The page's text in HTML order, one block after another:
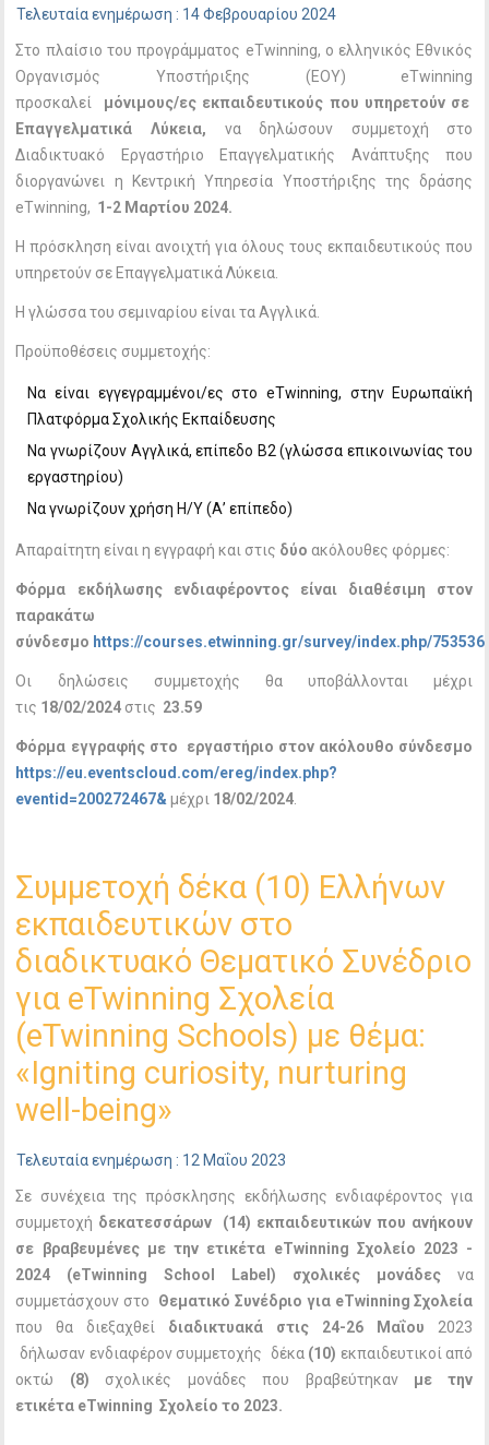
Τελευταία ενημέρωση : 14 Φεβρουαρίου 2024
Στο πλαίσιο του προγράμματος eTwinning, ο ελληνικός Εθνικός
Οργανισμός Υποστήριξης (ΕΟΥ) eTwinning
προσκαλεί μόνιμους/ες εκπαιδευτικούς που υπηρετούν σε
Επαγγελματικά Λύκεια, να δηλώσουν συμμετοχή στο
Διαδικτυακό Εργαστήριο Επαγγελματικής Ανάπτυξης που
διοργανώνει η Κεντρική Υπηρεσία Υποστήριξης της δράσης
eTwinning, 1-2 Μαρτίου 2024.
Η πρόσκληση είναι ανοιχτή για όλους τους εκπαιδευτικούς που
υπηρετούν σε Επαγγελματικά Λύκεια.
Η γλώσσα του σεμιναρίου είναι τα Αγγλικά.
Προϋποθέσεις συμμετοχής:
Να είναι εγγεγραμμένοι/ες στο eTwinning, στην Ευρωπαϊκή
Πλατφόρμα Σχολικής Εκπαίδευσης
Να γνωρίζουν Αγγλικά, επίπεδο Β2 (γλώσσα επικοινωνίας του
εργαστηρίου)
Να γνωρίζουν χρήση Η/Υ (Α’ επίπεδο)
Απαραίτητη είναι η εγγραφή και στις δύο ακόλουθες φόρμες:
Φόρμα εκδήλωσης ενδιαφέροντος είναι διαθέσιμη στον
παρακάτω
σύνδεσμο https://courses.etwinning.gr/survey/index.php/753536
Οι δηλώσεις συμμετοχής θα υποβάλλονται μέχρι
τις 18/02/2024 στις 23.59
Φόρμα εγγραφής στο εργαστήριο στον ακόλουθο σύνδεσμο
https://eu.eventscloud.com/ereg/index.php?
eventid=200272467&μέχρι 18/02/2024.
Συμμετοχή δέκα (10) Ελλήνων
εκπαιδευτικών στο
διαδικτυακό Θεματικό Συνέδριο
για eTwinning Σχολεία
(eTwinning Schools) με θέμα:
«Igniting curiosity, nurturing
well-being»
Τελευταία ενημέρωση : 12 Μαΐου 2023
Σε συνέχεια της πρόσκλησης εκδήλωσης ενδιαφέροντος για
συμμετοχή δεκατεσσάρων (14) εκπαιδευτικών που ανήκουν
σε βραβευμένες με την ετικέτα eTwinning Σχολείο 2023 -
2024 (eTwinning
School Label) σχολικές μονάδες να
συμμετάσχουν στο Θεματικό Συνέδριο για eTwinning Σχολεία
που θα διεξαχθεί διαδικτυακά στις 24-26 Μαΐου2023
δήλωσαν ενδιαφέρον συμμετοχής
δέκα(10) εκπαιδευτικοί από
οκτώ (8) σχολικές μονάδες που βραβεύτηκαν με την
ετικέτα eTwinning Σχολείο το 2023.